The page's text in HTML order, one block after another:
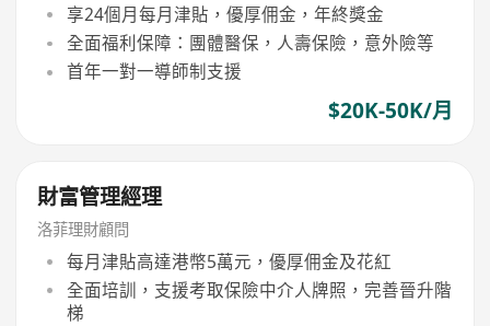
享24個月每月津貼，優厚佣金，年終獎金
全面福利保障：團體醫保，人壽保險，意外險等
首年一對一導師制支援
$20K-50K/月
財富管理經理
洛菲理財顧問
每月津貼高達港幣5萬元，優厚佣金及花紅
全面培訓，支援考取保險中介人牌照，完善晉升階
梯